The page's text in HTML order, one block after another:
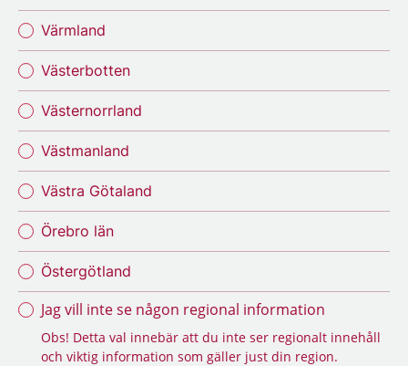
Värmland
Västerbotten
Västernorrland
Västmanland
Västra Götaland
Örebro län
Östergötland
Jag vill inte se någon regional information
Obs! Detta val innebär att du inte ser regionalt innehåll
och viktig information som gäller just din region.